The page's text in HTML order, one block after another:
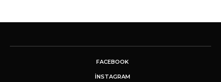
FACEBOOK
INSTAGRAM